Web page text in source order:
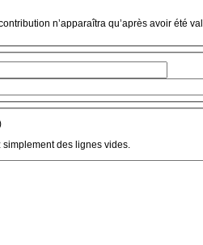
n’apparaîtra qu’après avoir été
des lignes vides.